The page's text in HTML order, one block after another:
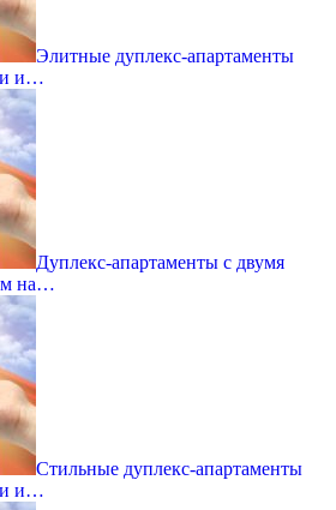
Элитные дуплекс-апартаменты
и…
Дуплекс-апартаменты с двумя
на…
Стильные дуплекс-апартаменты
и…